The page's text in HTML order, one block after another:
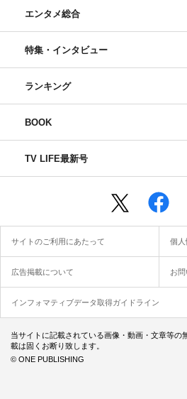
エンタメ総合
特集・インタビュー
ランキング
BOOK
TV LIFE最新号
サイトのご利用にあたって 個人
広告掲載について お
インフォマティブデータ取得ガイドライン
当サイトに記載されている画像・動画・文章等の
載は固くお断り致します。
© ONE PUBLISHING